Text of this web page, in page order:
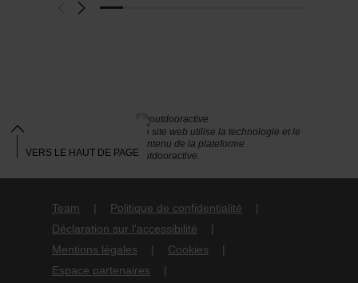
Ce site web utilise la technologie et le
contenu de la plateforme
Outdooractive.
Team
Politique de confidentialité
Déclaration sur l'accessibilité
Mentions légales
Cookies
Espace partenaires
VERS LE HAUT DE PAGE